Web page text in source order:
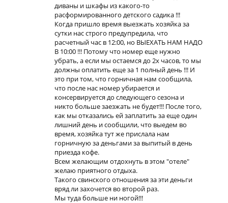
диваны и шкафы из какого-то
расформированного детского садика !!!
Когда пришло время выезжать хозяйка за
сутки нас строго предупредила, что
расчетный час в 12:00, но ВЫЕХАТЬ НАМ НАДО
В 10:00 !!! Потому что номер еще нужно
убрать, а если мы остаемся до 2х часов, то мы
должны оплатить еще за 1 полный день !!! И
это при том, что горничная нам сообщила,
что после нас номер убирается и
консервируется до следующего сезона и
никто больше заезжать не будет!!! После того,
как мы отказались ей заплатить за еще один
лишний день и сообщили, что выедем во
время, хозяйка тут же прислала нам
горничную за деньгами за выпитый в день
приезда кофе.
Всем желающим отдохнуть в этом "отеле"
желаю приятного отдыха.
Такого свинского отношения за эти деньги
вряд ли захочется во второй раз.
Мы туда больше ни ногой!!!